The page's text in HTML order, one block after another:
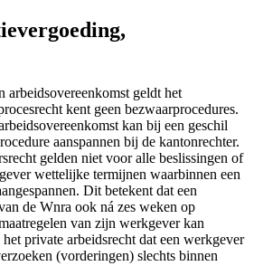
arbeidsovereenkomst geldt het
kent geen bezwaarprocedures.
kan bij een geschil
aanspannen bij de kantonrechter.
gelden niet voor alle beslissingen of
wettelijke termijnen waarbinnen een
Dit betekent dat een
de Wnra ook ná zes weken op
van zijn werkgever kan
private arbeidsrecht dat een werkgever
(vorderingen) slechts binnen